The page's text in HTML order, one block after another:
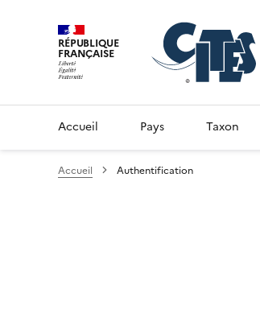
RÉPUBLIQUE
FRANÇAISE
Accueil Pays Taxon
Accueil Authentification